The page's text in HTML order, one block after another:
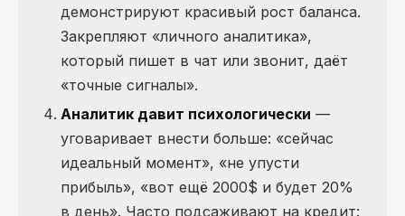
демонстрируют красивый рост баланса.
Закрепляют «личного аналитика»,
который пишет в чат или звонит, даёт
«точные сигналы».
Аналитик давит психологически —
уговаривает внести больше: «сейчас
идеальный момент», «не упусти
прибыль», «вот ещё 2000$ и будет 20%
в день». Часто подсаживают на кредит: